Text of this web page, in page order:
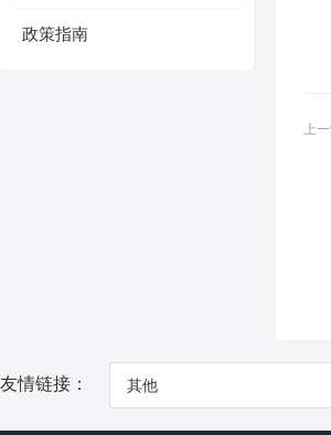
政策指南
上
友情链接： 其他